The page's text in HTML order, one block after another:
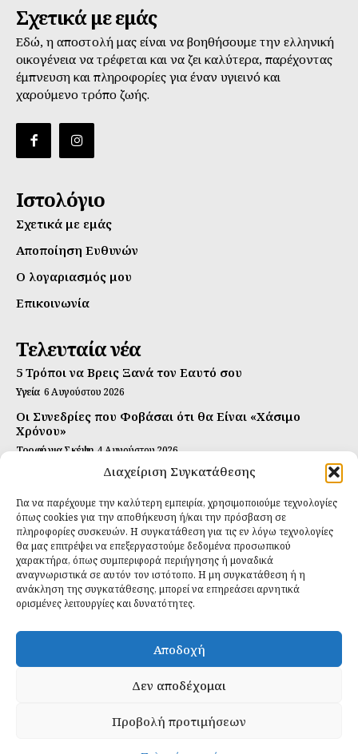
Διαχείριση Συγκατάθεσης
Για να παρέχουμε την καλύτερη εμπειρία, χρησιμοποιούμε τεχνολογίες
όπως cookies για την αποθήκευση ή/και την πρόσβαση σε
πληροφορίες συσκευών. Η συγκατάθεση για τις εν λόγω τεχνολογίες
θα μας επιτρέψει να επεξεργαστούμε δεδομένα προσωπικού
χαρακτήρα, όπως συμπεριφορά περιήγησης ή μοναδικά
αναγνωριστικά σε αυτόν τον ιστότοπο. Η μη συγκατάθεση ή η
ανάκληση της συγκατάθεσης, μπορεί να επηρεάσει αρνητικά
ορισμένες λειτουργίες και δυνατότητες.
Αποδοχή
Δεν αποδέχομαι
Προβολή προτιμήσεων
Σχετικά με εμάς
Εδώ, η αποστολή μας είναι να βοηθήσουμε την ελληνική
οικογένεια να τρέφεται και να ζει καλύτερα, παρέχοντας
έμπνευση και πληροφορίες για έναν υγιεινό και
χαρούμενο τρόπο ζωής.
Ιστολόγιο
Σχετικά με εμάς
Αποποίηση Ευθυνών
Ο λογαριασμός μου
Επικοινωνία
Τελευταία νέα
5 Τρόποι να Βρεις Ξανά τον Εαυτό σου
Υγεία 6 Αυγούστου 2026
Οι Συνεδρίες που Φοβάσαι ότι θα Είναι «Χάσιμο
Χρόνου»
Τροφή για Σκέψη 4 Αυγούστου 2026
Αυτή Είναι η Συνταγή για Τέλεια Κομπούτσα
Ιδανικές Τροφές 26 Ιουλίου 2026
Εγγραφείτε
ΕΓΓΡΑΦΉ
Έχω διαβάσει και δέχομαι τηνπολιτική απορρήτου